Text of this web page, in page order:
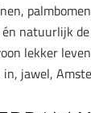
én natuurlijk
lekker
in, jawel,